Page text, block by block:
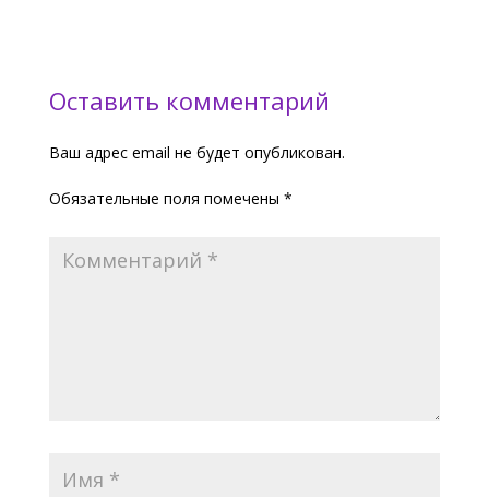
Оставить комментарий
Ваш адрес email не будет опубликован.
Обязательные поля помечены *